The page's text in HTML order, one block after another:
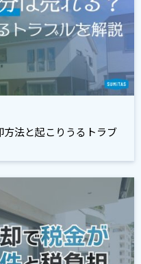
法と起こりうるトラブ